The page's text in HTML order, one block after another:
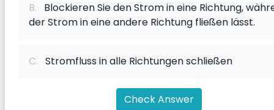
B. Blockieren Sie den Strom in eine Richtung,
der Strom in eine andere Richtung fließen lässt.
C. Stromfluss in alle Richtungen schließen
Check Answer